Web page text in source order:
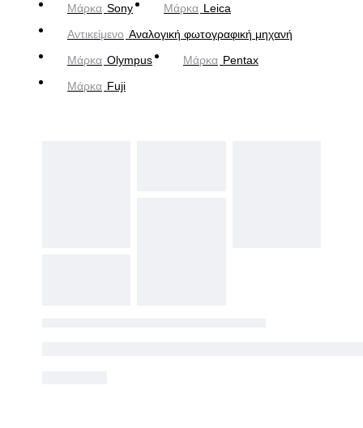
Μάρκα Sony Μάρκα Leica
Αντικείμενο Αναλογική φωτογραφική μηχανή
Μάρκα Olympus Μάρκα Pentax
Μάρκα Fuji